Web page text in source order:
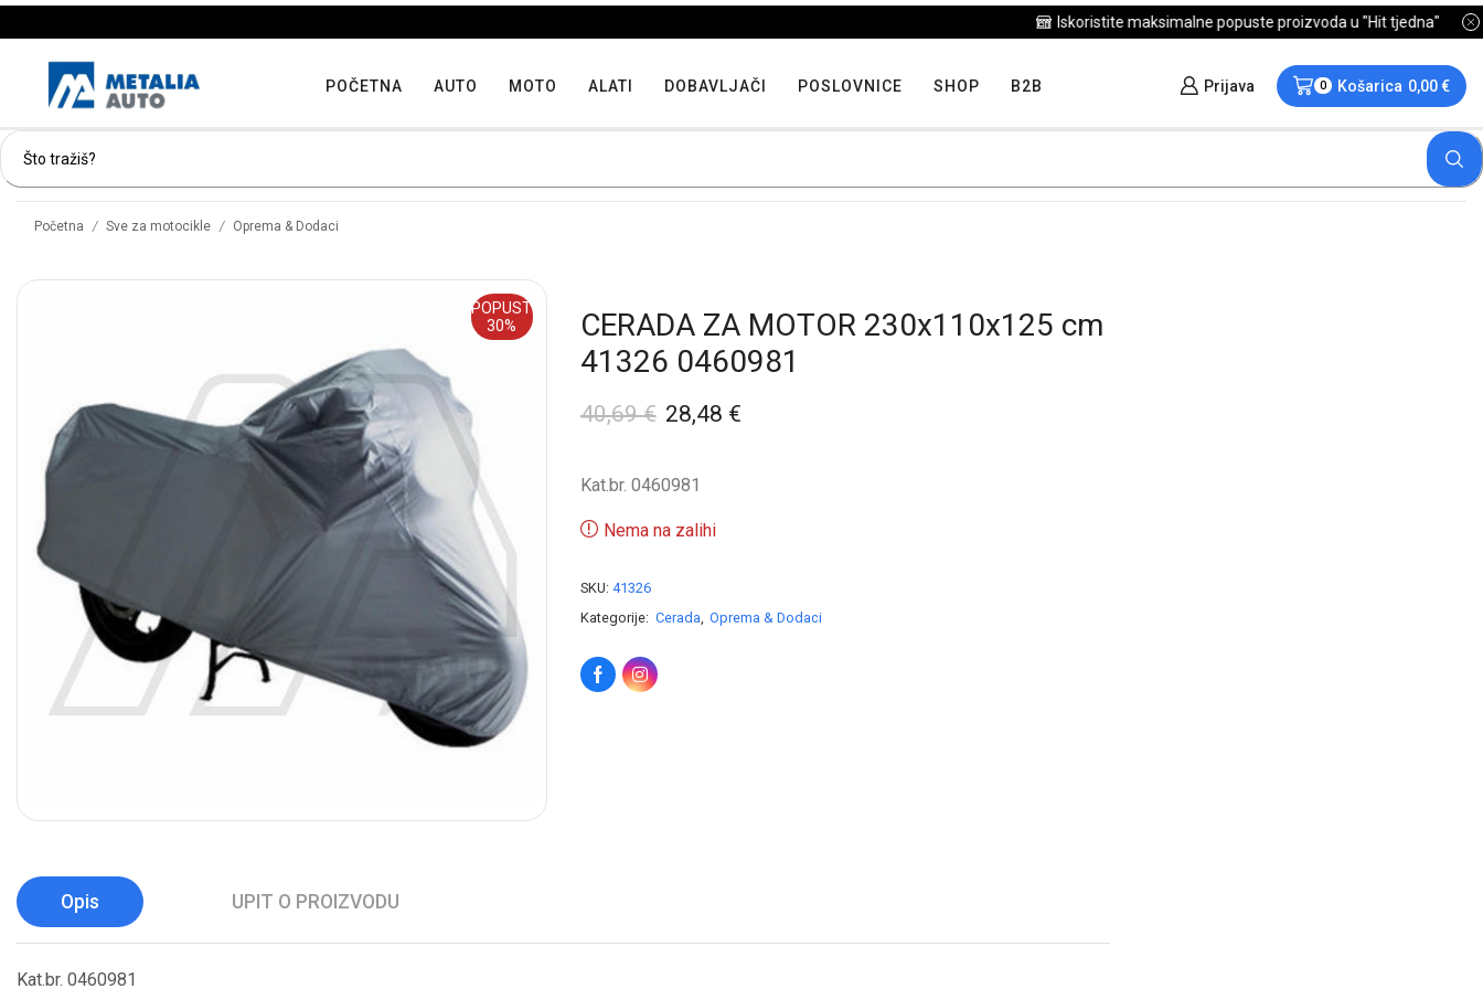
POČETNA AUTO MOTO ALATI DOBAVLJAČI POSLOVNICE SHOP B2B Prijava 0 Košarica 0,00€
Početna / Sve za motocikle / Oprema & Dodaci
POPUST
30%
CERADA ZA MOTOR 230x110x125 cm
41326 0460981
40,69€ 28,48 €
Kat.br. 0460981
Nema na zalihi
SKU: 41326
Kategorije: Cerada Oprema & Dodaci
Opis UPIT O PROIZVODU
Kat.br. 0460981